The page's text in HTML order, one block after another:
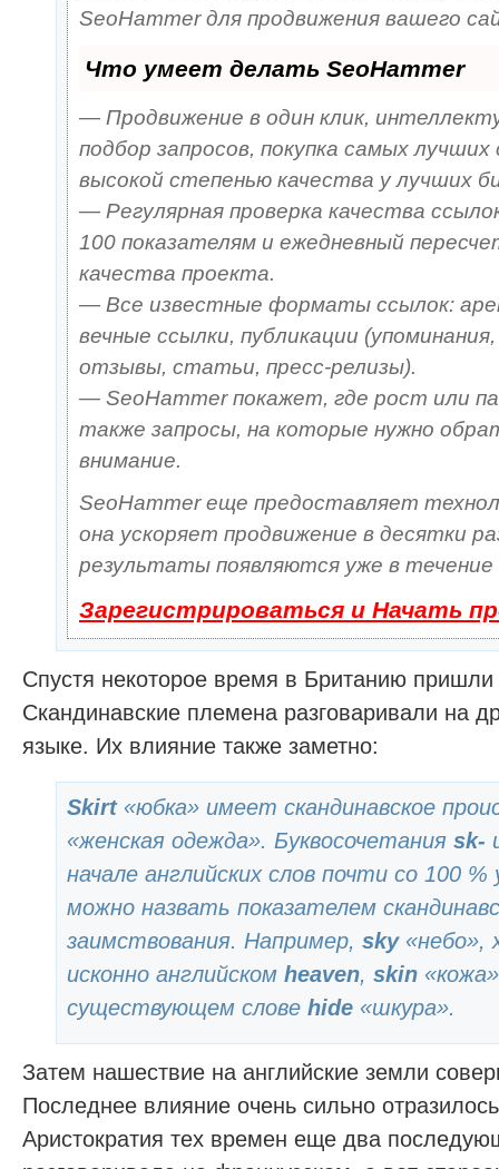
SeoHammer для продвижения вашего
Что умеет делать SeoHammer
— Продвижение в один клик,
подбор запросов, покупка самых лучших
высокой степенью качества у лучших
— Регулярная проверка качества
100 показателям и ежедневный
качества проекта.
— Все известные форматы ссылок:
вечные ссылки, публикации
отзывы, статьи, пресс-релизы).
— SeoHammer покажет, где рост или
также запросы, на которые нужно
внимание.
SeoHammer еще предоставляет
она ускоряет продвижение в десятки
результаты появляются уже в течение
Зарегистрироваться и Начать
Спустя некоторое время в Британию пришли
Скандинавские племена разговаривали на
языке. Их влияние также заметно:
Skirt«юбка» имеет скандинавское
«женская одежда». Буквосочетания sk-
начале английских слов почти со 100
можно назвать показателем
заимствования. Например, sky«небо»,
исконно английском heaven, skin
существующем слове hide «шкура».
Затем нашествие на английские земли
Последнее влияние очень сильно
Аристократия тех времен еще два